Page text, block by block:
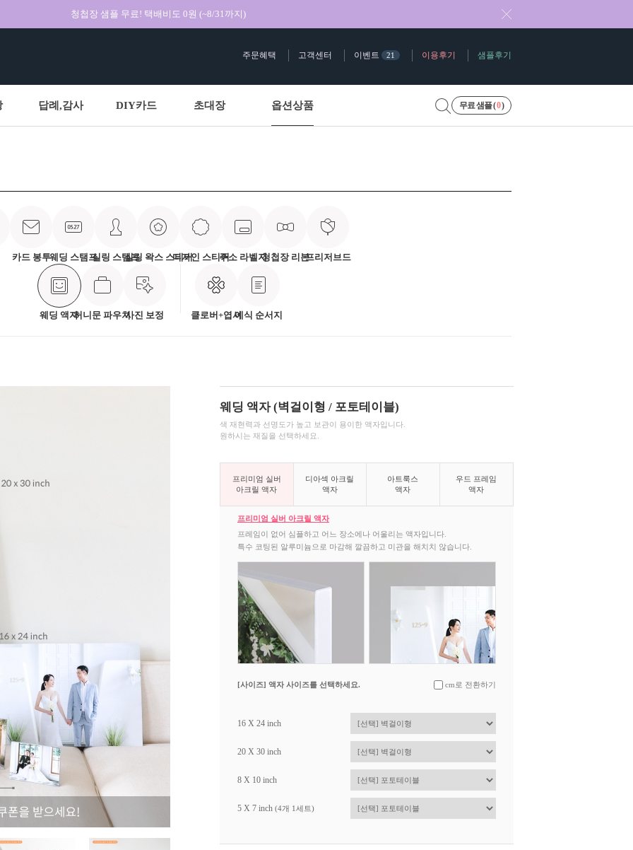
청첩장 샘플 무료! 택배비도 0원 (~8/31까지)
주문혜택 고객센터 이벤트 21 이용후기 샘플후기
답례,감사 DIY카드 초대장 옵션상품 무료 샘플 (0)
카드 봉투웨딩 스탬프실링 스탬프실링 왁스 스티커디자인 스티커주소 라벨지청첩장 리본프리저브드
웨딩 액자허니문 파우치사진 보정 클로버+엽서예식 순서지
웨딩 액자 (벽걸이형 / 포토테이블)
색 재현력과 선명도가 높고 보관이 용이한 액자입니다.
원하시는 재질을 선택하세요.
프리미엄 실버
아크릴 액자
디아섹 아크릴
액자
아트룩스
액자
우드 프레임
액자
프리미엄 실버 아크릴 액자
프레임이 없어 심플하고 어느 장소에나 어울리는 액자입니다.
특수 코팅된 알루미늄으로 마감해 깔끔하고 미관을 해치치 않습니다.
[사이즈] 액자 사이즈를 선택하세요. cm로 전환하기
16 X 24 inch
20 X 30 inch
8 X 10 inch
5 X 7 inch (4개 1세트)